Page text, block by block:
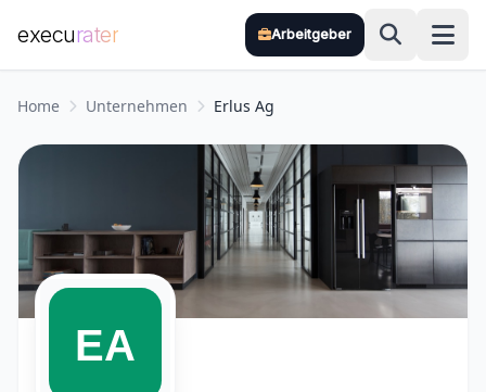
execurater Arbeitgeber
Home Unternehmen Erlus Ag